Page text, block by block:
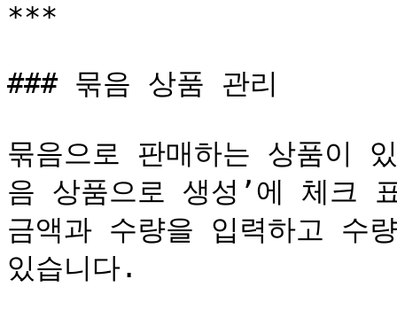
***
### 묶음 상품 관리
묶음으로 판매하는 상품이
음 상품으로 생성’에 체크
금액과 수량을 입력하고 수
있습니다.